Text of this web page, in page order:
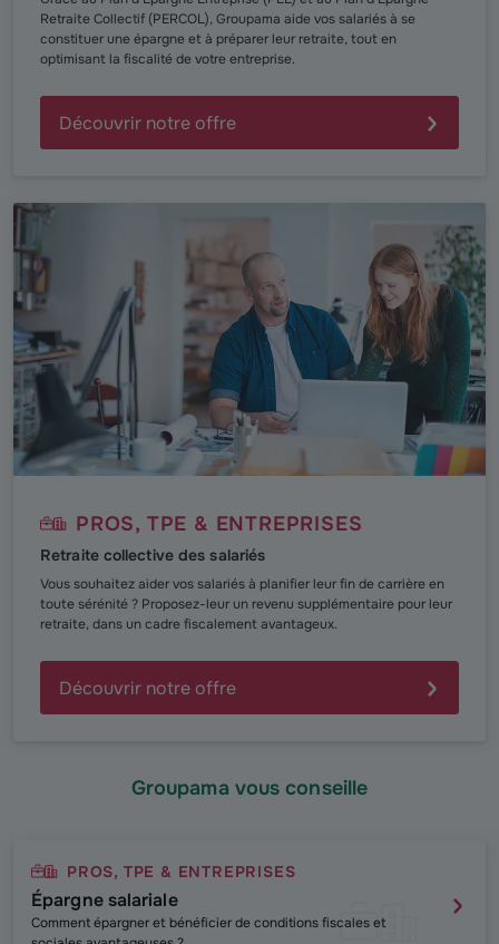
Retraite Collectif (PERCOL), Groupama aide vos salariés à se
constituer une épargne et à préparer leur retraite, tout en
optimisant la fiscalité de votre entreprise.
Découvrir notre offre
PROS, TPE & ENTREPRISES
Retraite collective des salariés
Vous souhaitez aider vos salariés à planifier leur fin de carrière en
toute sérénité ? Proposez-leur un revenu supplémentaire pour leur
retraite, dans un cadre fiscalement avantageux.
Découvrir notre offre
Groupama vous conseille
PROS, TPE & ENTREPRISES
Épargne salariale
Comment épargner et bénéficier de conditions fiscales et